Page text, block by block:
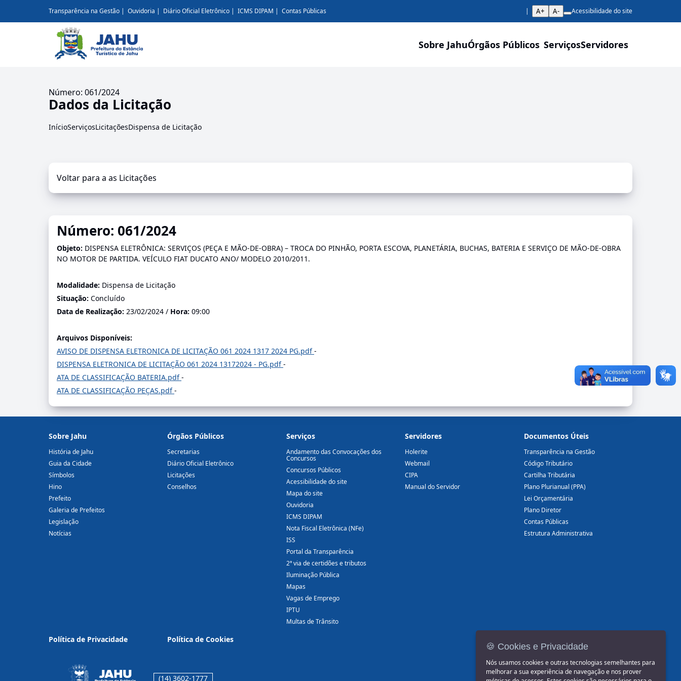
Transparência na Gestão Ouvidoria Diário Oficial Eletrônico ICMS DIPAM Contas Públicas A+ A- Acessibilidade do site
Sobre JahuÓrgãos Públicos ServiçosServidores
Número: 061/2024
Dados da Licitação
InícioServiçosLicitaçõesDispensa de Licitação
Voltar para a as Licitações
Número: 061/2024
Objeto: DISPENSA ELETRÔNICA: SERVIÇOS (PEÇA E MÃO-DE-OBRA) – TROCA DO PINHÃO, PORTA ESCOVA, PLANETÁRIA, BUCHAS, BATERIA E SERVIÇO DE MÃO-DE-OBRA
NO MOTOR DE PARTIDA. VEÍCULO FIAT DUCATO ANO/ MODELO 2010/2011.
Modalidade: Dispensa de Licitação
Situação: Concluído
Data de Realização: 23/02/2024 / Hora: 09:00
Arquivos Disponíveis:
AVISO DE DISPENSA ELETRONICA DE LICITAÇÃO 061 2024 1317 2024 PG.pdf-
DISPENSA ELETRONICA DE LICITAÇÃO 061 2024 13172024 - PG.pdf-
ATA DE CLASSIFICAÇÃO BATERIA.pdf-
ATA DE CLASSIFICAÇÃO PEÇAS.pdf-
Sobre Jahu
História de Jahu
Guia da Cidade
Símbolos
Hino
Prefeito
Galeria de Prefeitos
Legislação
Notícias
Órgãos Públicos
Secretarias
Diário Oficial Eletrônico
Licitações
Conselhos
Serviços
Andamento das Convocações dos
Concursos
Concursos Públicos
Acessibilidade do site
Mapa do site
Ouvidoria
ICMS DIPAM
Nota Fiscal Eletrônica (NFe)
ISS
Portal da Transparência
2ª via de certidões e tributos
Iluminação Pública
Mapas
Vagas de Emprego
IPTU
Multas de Trânsito
Servidores
Holerite
Webmail
CIPA
Manual do Servidor
Documentos Úteis
Transparência na Gestão
Código Tributário
Cartilha Tributária
Plano Plurianual (PPA)
Lei Orçamentária
Plano Diretor
Contas Públicas
Estrutura Administrativa
Política de Privacidade Política de Cookies
(14) 3602-1777
🍪 Cookies e Privacidade
Nós usamos cookies e outras tecnologias semelhantes para
melhorar a sua experiência de navegação e nos prover